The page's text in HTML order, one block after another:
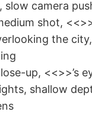
slow camera
shot, <<
the
up, <<>>’s
shallow